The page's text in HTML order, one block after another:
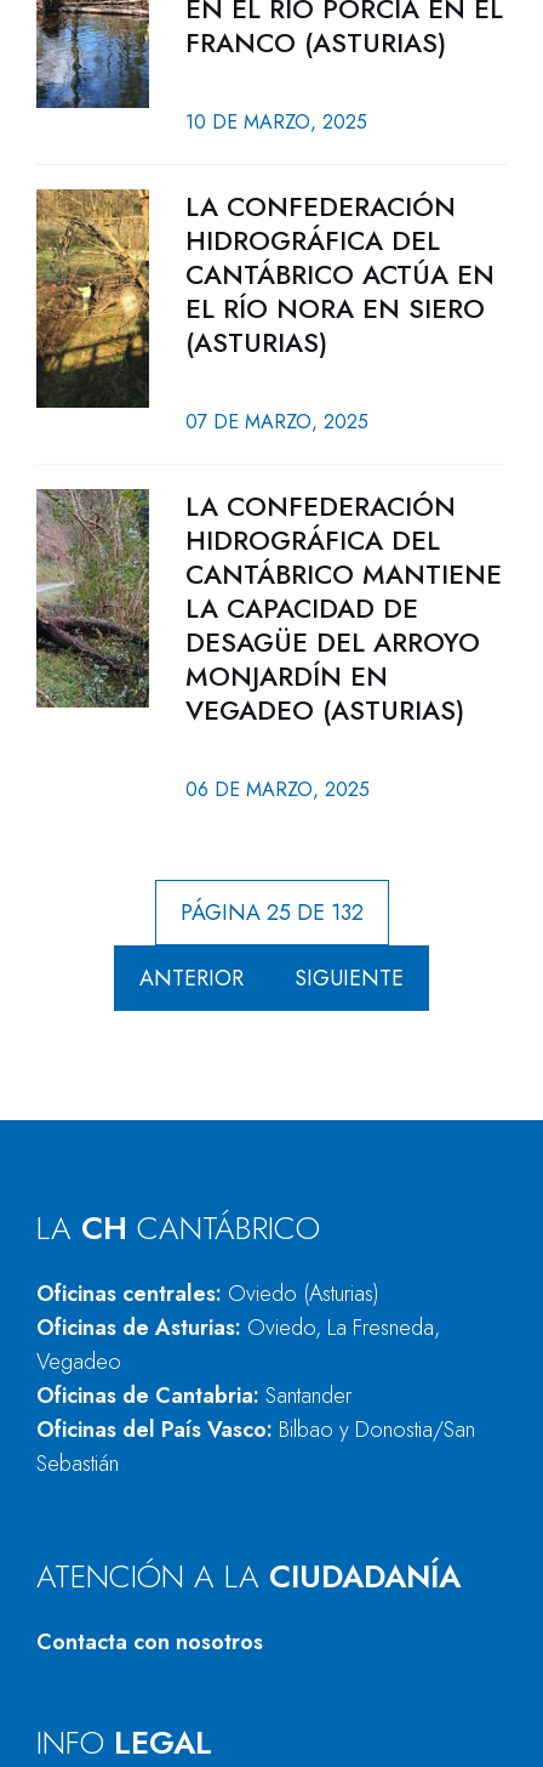
EN EL RÍO PORCÍA EN EL
FRANCO (ASTURIAS)
10 DE MARZO, 2025
LA CONFEDERACIÓN
HIDROGRÁFICA DEL
CANTÁBRICO ACTÚA EN
EL RÍO NORA EN SIERO
(ASTURIAS)
07 DE MARZO, 2025
LA CONFEDERACIÓN
HIDROGRÁFICA DEL
CANTÁBRICO MANTIENE
LA CAPACIDAD DE
DESAGÜE DEL ARROYO
MONJARDÍN EN
VEGADEO (ASTURIAS)
06 DE MARZO, 2025
PÁGINA 25 DE 132
ANTERIOR SIGUIENTE
LA CH CANTÁBRICO
Oficinas centrales: Oviedo (Asturias)
Oficinas de Asturias: Oviedo, La Fresneda,
Vegadeo
Oficinas de Cantabria: Santander
Oficinas del País Vasco: Bilbao y Donostia/San
Sebastián
ATENCIÓN A LA CIUDADANÍA
Contacta con nosotros
INFO LEGAL